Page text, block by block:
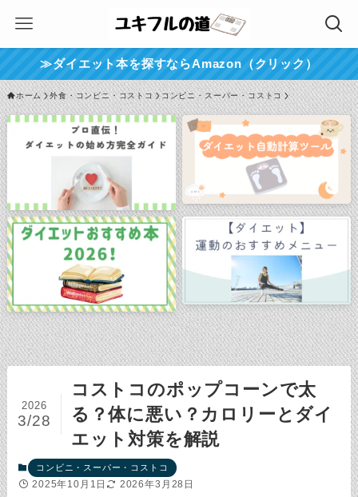
≫ダイエット本を探すならAmazon（クリック）
ホーム 外食・コンビニ・コストコ コンビニ・スーパー・コストコ
コストコのポップコーンで太
る？体に悪い？カロリーとダイ
エット対策を解説
2026
3/28
コンビニ・スーパー・コストコ
2025年10月1日 2026年3月28日